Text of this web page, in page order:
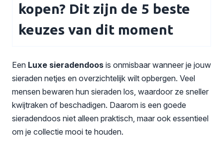
kopen? Dit zijn de 5 beste
keuzes van dit moment
Een Luxe sieradendoos is onmisbaar wanneer je jouw
sieraden netjes en overzichtelijk wilt opbergen. Veel
mensen bewaren hun sieraden los, waardoor ze sneller
kwijtraken of beschadigen. Daarom is een goede
sieradendoos niet alleen praktisch, maar ook essentieel
om je collectie mooi te houden.